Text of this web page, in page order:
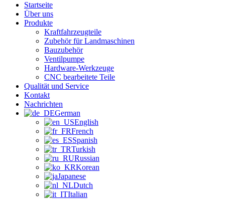
Startseite
Über uns
Produkte
Kraftfahrzeugteile
Zubehör für Landmaschinen
Bauzubehör
Ventilpumpe
Hardware-Werkzeuge
CNC bearbeitete Teile
Qualität und Service
Kontakt
Nachrichten
German
English
French
Spanish
Turkish
Russian
Korean
Japanese
Dutch
Italian